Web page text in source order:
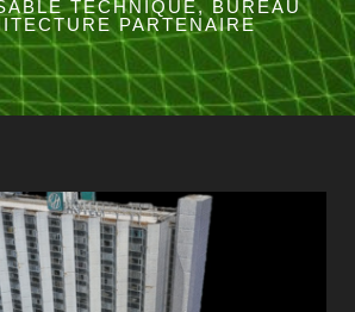
TECHNIQUE, BUREAU
PARTENAIRE